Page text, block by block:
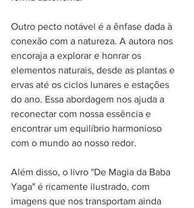
Outro pecto notável é a ênfase dada à
conexão com a natureza. A autora nos
encoraja a explorar e honrar os
elementos naturais, desde as plantas e
ervas até os ciclos lunares e estações
do ano. Essa abordagem nos ajuda a
reconectar com nossa essência e
encontrar um equilíbrio harmonioso
com o mundo ao nosso redor.
Além disso, o livro "De Magia da Baba
Yaga" é ricamente ilustrado, com
imagens que nos transportam ainda